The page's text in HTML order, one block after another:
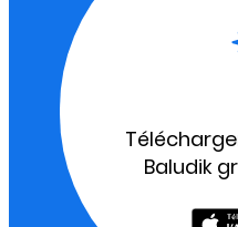
Baludik